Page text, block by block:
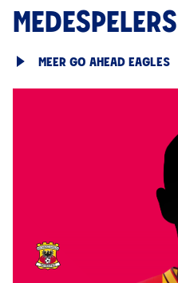
MEDESPELERS
MEER GO AHEAD EAGLES